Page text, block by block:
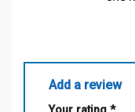
Add a review